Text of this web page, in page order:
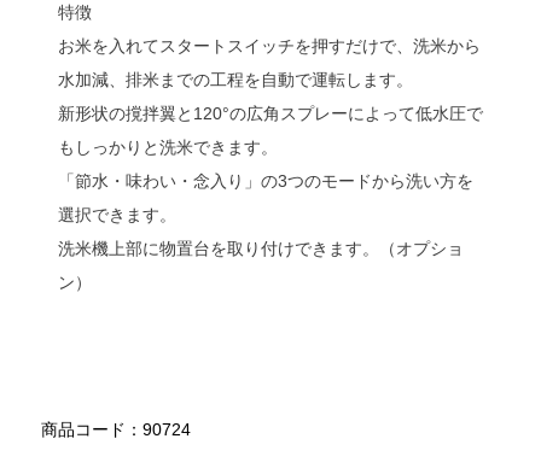
特徴
お米を入れてスタートスイッチを押すだけで、洗米から
水加減、排米までの工程を自動で運転します。
新形状の撹拌翼と120°の広角スプレーによって低水圧で
もしっかりと洗米できます。
「節水・味わい・念入り」の3つのモードから洗い方を
選択できます。
洗米機上部に物置台を取り付けできます。（オプショ
ン）
商品コード：90724